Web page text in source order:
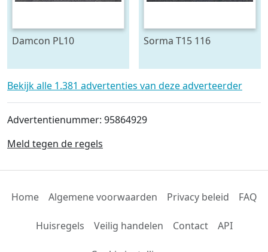
Damcon PL10
bomen
Sorma T15 116
Bekijk alle 1.381 advertenties van deze adverteerder
Advertentienummer: 95864929
Meld tegen de regels
Home Algemene voorwaarden Privacy beleid FAQ
Huisregels Veilig handelen Contact API